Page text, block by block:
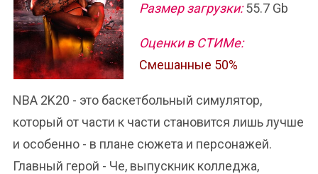
Размер загрузки:55.7 Gb
Оценки в СТИМе:
Смешанные 50%
NBA 2K20 - это баскетбольный симулятор,
который от части к части становится лишь лучше
и особенно - в плане сюжета и персонажей.
Главный герой - Че, выпускник колледжа,